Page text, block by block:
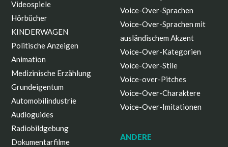
Videospiele
Hörbücher
KINDERWAGEN
Politische Anzeigen
Animation
Medizinische Erzählung
Grundeigentum
Automobilindustrie
Audioguides
Radiobildgebung
Dokumentarfilme
Voice-Over-Sprachen
Voice-Over-Sprachen mit
ausländischem Akzent
Voice-Over-Kategorien
Voice-Over-Stile
Voice-over-Pitches
Voice-Over-Charaktere
Voice-Over-Imitationen
ANDERE